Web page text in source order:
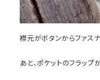
襟元がボタンからファスナ
あと、ポケットのフラップ